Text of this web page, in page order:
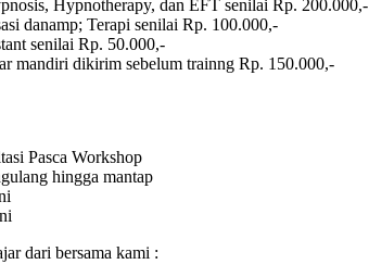
Hypnotherapy, dan EFT senilai Rp. 200.000,-
danamp; Terapi senilai Rp. 100.000,-
senilai Rp. 50.000,-
mandiri dikirim sebelum trainng Rp. 150.000,-
Pasca Workshop
hingga mantap
dari bersama kami :